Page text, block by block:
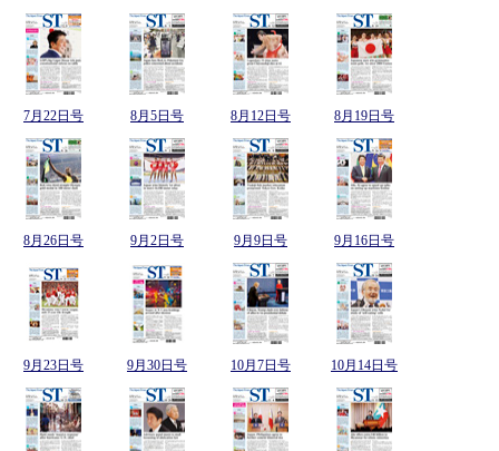
7月22日号 8月5日号 8月12日号 8月19日号
8月26日号 9月2日号 9月9日号 9月16日号
9月23日号 9月30日号 10月7日号 10月14日号